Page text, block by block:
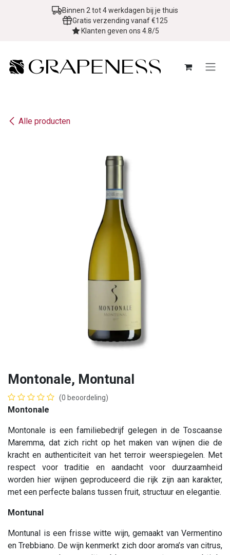
Overslaan naar inhoudBinnen 2 tot 4 werkdagen bij je thuis
Gratis verzending vanaf €125
Klanten geven ons 4.8/5
Alle producten
Montonale, Montunal
(0 beoordeling)
Montonale
Montonale is een familiebedrijf gelegen in de Toscaanse
Maremma, dat zich richt op het maken van wijnen die de
kracht en authenticiteit van het terroir weerspiegelen. Met
respect voor traditie en aandacht voor duurzaamheid
worden hier wijnen geproduceerd die rijk zijn aan karakter,
met een perfecte balans tussen fruit, structuur en elegantie.
Montunal
Montunal is een frisse witte wijn, gemaakt van Vermentino
en Trebbiano. De wijn kenmerkt zich door aroma’s van citrus,